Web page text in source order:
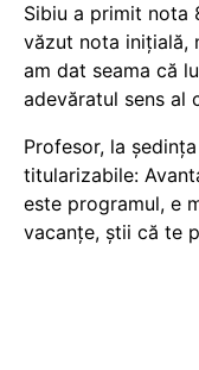
Sibiu a primit nota
văzut nota inițială,
am dat seama că
adevăratul sens al
Profesor, la
titularizabile:
este programul, e
vacanţe, știi că te